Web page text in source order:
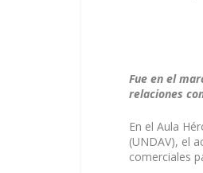
Fue en el
relaciones
En el Aula
(UNDAV), el
comerciales